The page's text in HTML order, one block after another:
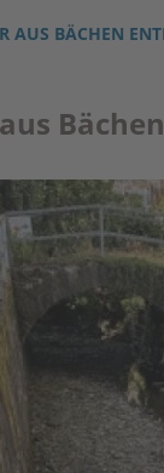
AUS BÄCHEN